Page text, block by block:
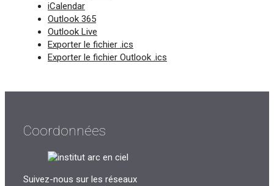
iCalendar
Outlook 365
Outlook Live
Exporter le fichier .ics
Exporter le fichier Outlook .ics
Coordonnées
Suivez-nous sur les réseaux